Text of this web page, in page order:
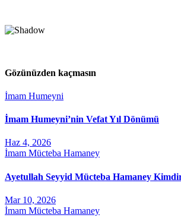
Gözünüzden kaçmasın
İmam Humeyni
İmam Humeyni’nin Vefat Yıl Dönümü
Haz 4, 2026
İmam Mücteba Hamaney
Ayetullah Seyyid Mücteba Hamaney
Mar 10, 2026
İmam Mücteba Hamaney